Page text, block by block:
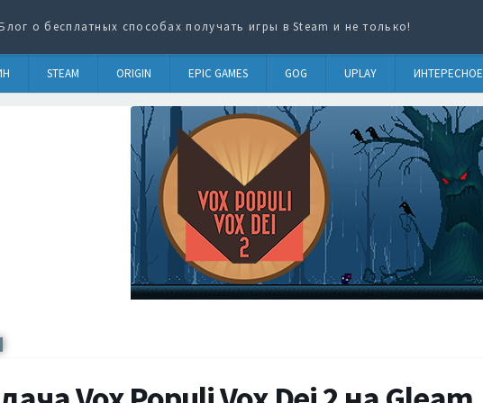
о бесплатных способах получать игры в Steam и не только!
STEAM ORIGIN EPIC GAMES GOG UPLAY ИНТЕРЕСНОЕ